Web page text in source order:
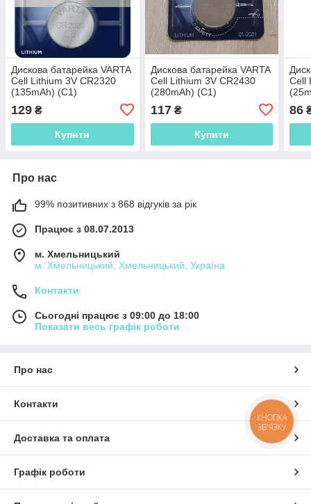
Дискова батарейка VARTA
Cell Lithium 3V CR2320
(135mAh) (C1)
129 ₴
Купити
Дискова батарейка VARTA
Cell Lithium 3V CR2430
(280mAh) (C1)
117₴
Купити
Cell
86
Про нас
99% позитивних з 868 відгуків за рік
Працює з 08.07.2013
м. Хмельницький
м. Хмельницький, Хмельницький, Україна
Контакти
Сьогодні працює з 09:00 до 18:00
Показати весь графік роботи
Про нас
Контакти
Доставка та оплата
Графік роботи
КНОПКА
ЗВ'ЯЗКУ